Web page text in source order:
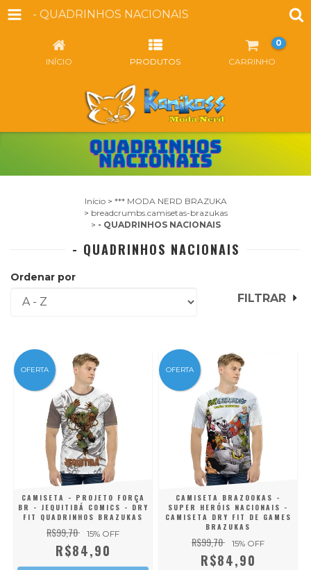
- QUADRINHOS NACIONAIS
INÍCIO PRODUTOS CARRINHO
0
Início > *** MODA NERD BRAZUKA
> breadcrumbs.camisetas-brazukas
> - QUADRINHOS NACIONAIS
- QUADRINHOS NACIONAIS
Ordenar por
FILTRAR
OFERTA
CAMISETA - PROJETO FORÇA
BR - JEQUITIBÁ COMICS - DRY
FIT QUADRINHOS BRAZUKAS
R$99,70 15% OFF
R$84,90
OFERTA
CAMISETA BRAZOOKAS -
SUPER HERÓIS NACIONAIS -
CAMISETA DRY FIT DE GAMES
BRAZUKAS
R$99,70 15% OFF
R$84,90